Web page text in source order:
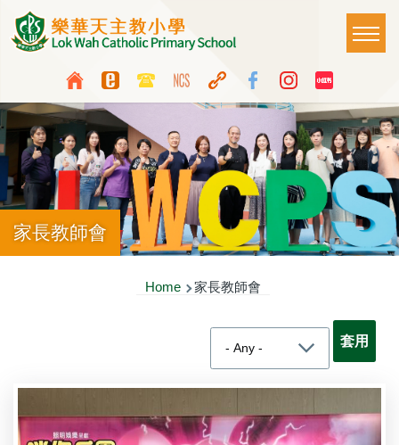
Skip to main content
Top
Media
Button
Language
switcher
Main
家長教師會
Home 家長教師會